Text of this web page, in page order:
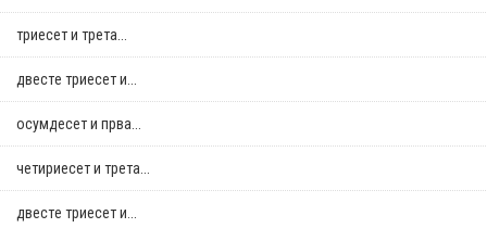
триесет и трета...
двестe триесет и...
осумдесет и прва...
четириесет и трета...
двестe триесет и...